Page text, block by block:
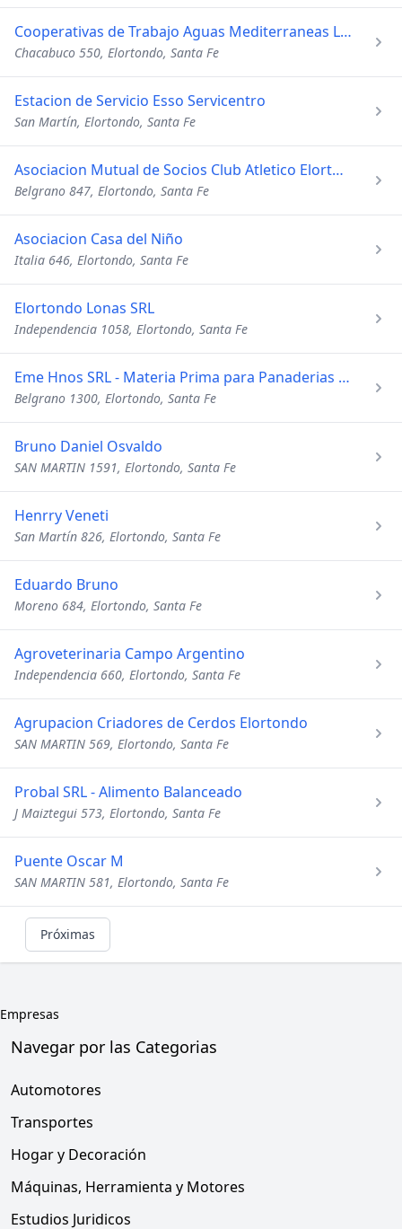
Cooperativas de Trabajo Aguas Mediterraneas Ltda
Chacabuco 550, Elortondo, Santa Fe
Estacion de Servicio Esso Servicentro
San Martín, Elortondo, Santa Fe
Asociacion Mutual de Socios Club Atletico Elortond
Belgrano 847, Elortondo, Santa Fe
Asociacion Casa del Niño
Italia 646, Elortondo, Santa Fe
Elortondo Lonas SRL
Independencia 1058, Elortondo, Santa Fe
Eme Hnos SRL - Materia Prima para Panaderias y Gastronomia
Belgrano 1300, Elortondo, Santa Fe
Bruno Daniel Osvaldo
SAN MARTIN 1591, Elortondo, Santa Fe
Henrry Veneti
San Martín 826, Elortondo, Santa Fe
Eduardo Bruno
Moreno 684, Elortondo, Santa Fe
Agroveterinaria Campo Argentino
Independencia 660, Elortondo, Santa Fe
Agrupacion Criadores de Cerdos Elortondo
SAN MARTIN 569, Elortondo, Santa Fe
Probal SRL - Alimento Balanceado
J Maiztegui 573, Elortondo, Santa Fe
Puente Oscar M
SAN MARTIN 581, Elortondo, Santa Fe
Próximas
Empresas
Navegar por las Categorias
Automotores
Transportes
Hogar y Decoración
Máquinas, Herramienta y Motores
Estudios Juridicos